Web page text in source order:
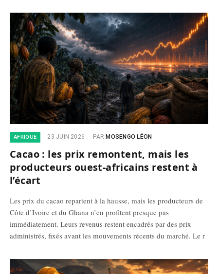
AFRIQUE 23 JUIN 2026 PAR MOSENGO LÉON
Cacao : les prix remontent, mais les
producteurs ouest-africains restent à
l’écart
Les prix du cacao repartent à la hausse, mais les producteurs de
Côte d’Ivoire et du Ghana n’en profitent presque pas
immédiatement. Leurs revenus restent encadrés par des prix
administrés, fixés avant les mouvements récents du marché. Le r